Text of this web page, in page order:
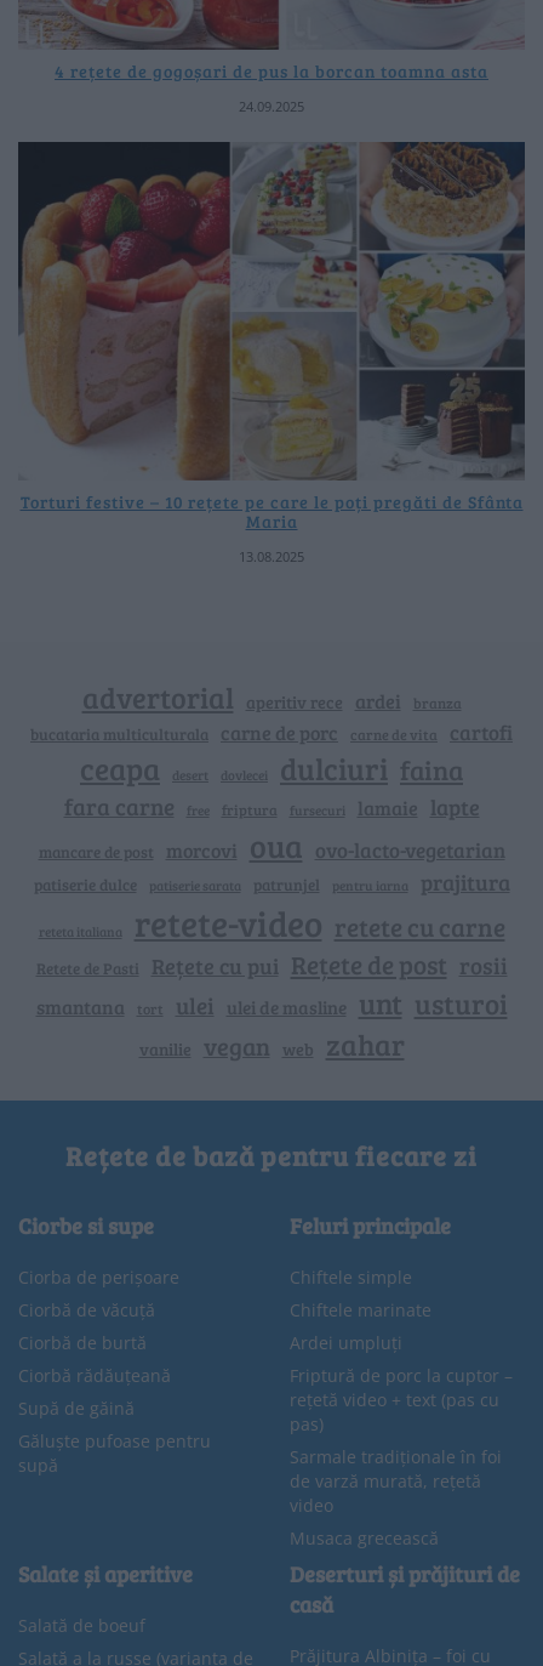
4 rețete de gogoșari de pus la borcan toamna asta
24.09.2025
Torturi festive – 10 rețete pe care le poți pregăti de Sfânta
Maria
13.08.2025
advertorial aperitiv rece ardei branza
bucataria multiculturala carne de porc carne de vita cartofi
ceapa desert dovlecei dulciuri faina
fara carne free friptura fursecuri lamaie lapte
mancare de post morcovi oua ovo-lacto-vegetarian
patiserie dulce patiserie sarata patrunjel pentru iarna prajitura
reteta italiana retete-video retete cu carne
Retete de Pasti Rețete cu pui Rețete de post rosii
smantana tort ulei ulei de masline unt usturoi
vanilie vegan web zahar
Rețete de bază pentru fiecare zi
Ciorbe si supe
Ciorba de perișoare
Ciorbă de văcuță
Ciorbă de burtă
Ciorbă rădăuțeană
Supă de găină
Găluște pufoase pentru
supă
Feluri principale
Chiftele simple
Chiftele marinate
Ardei umpluți
Friptură de porc la cuptor –
rețetă video + text (pas cu
pas)
Sarmale tradiționale în foi
de varză murată, rețetă
video
Musaca grecească
Salate și aperitive
Salată de boeuf
Salată a la russe (varianta de
Deserturi și prăjituri de
casă
Prăjitura Albinița – foi cu